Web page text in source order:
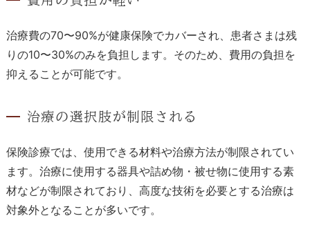
治療費の70〜90%が健康保険でカバーされ、患者さまは残
りの10〜30%のみを負担します。そのため、費用の負担を
抑えることが可能です。
治療の選択肢が制限される
保険診療では、使用できる材料や治療方法が制限されてい
ます。治療に使用する器具や詰め物・被せ物に使用する素
材などが制限されており、高度な技術を必要とする治療は
対象外となることが多いです。